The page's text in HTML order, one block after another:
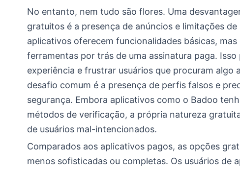
No entanto, nem tudo são flores. Uma
gratuitos é a presença de anúncios e limitações
aplicativos oferecem funcionalidades básicas,
ferramentas por trás de uma assinatura paga. Isso
experiência e frustrar usuários que procuram algo
desafio comum é a presença de perfis falsos e
segurança. Embora aplicativos como o Badoo
métodos de verificação, a própria natureza
de usuários mal-intencionados.
Comparados aos aplicativos pagos, as opções
menos sofisticadas ou completas. Os usuários de